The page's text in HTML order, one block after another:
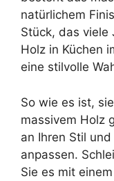
natürlichem
Stück, das viele
Holz in Küchen
eine stilvolle
So wie es ist,
massivem Holz
an Ihren Stil
anpassen.
Sie es mit